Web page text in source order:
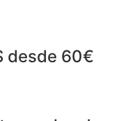
desde 60€